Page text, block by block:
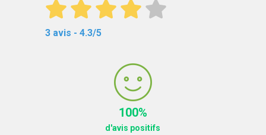
3 avis - 4.3/5
100%
d'avis positifs